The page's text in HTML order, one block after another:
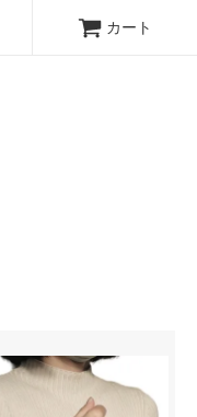
カート